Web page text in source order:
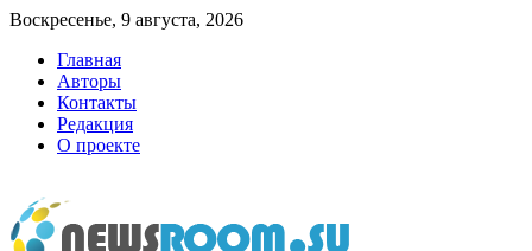
Воскресенье, 9 августа, 2026
Главная
Авторы
Контакты
Редакция
О проекте